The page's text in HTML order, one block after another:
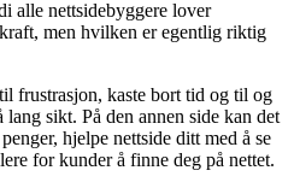
alle nettsidebyggere lover
men hvilken er egentlig riktig
frustrasjon, kaste bort tid og til og
sikt. På den annen side kan det
hjelpe nettside ditt med å se
for kunder å finne deg på nettet.